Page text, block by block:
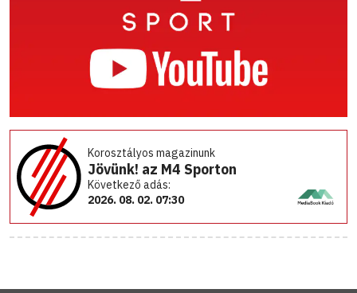
Korosztályos magazinunk
Jövünk! az M4 Sporton
Következő adás:
2026. 08. 02. 07:30